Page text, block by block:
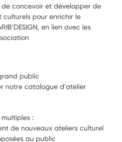
concevoir et développer de
culturels pour enrichir le
en lien avec les
public
notre catalogue d'atelier
:
de nouveaux ateliers culturel
au public